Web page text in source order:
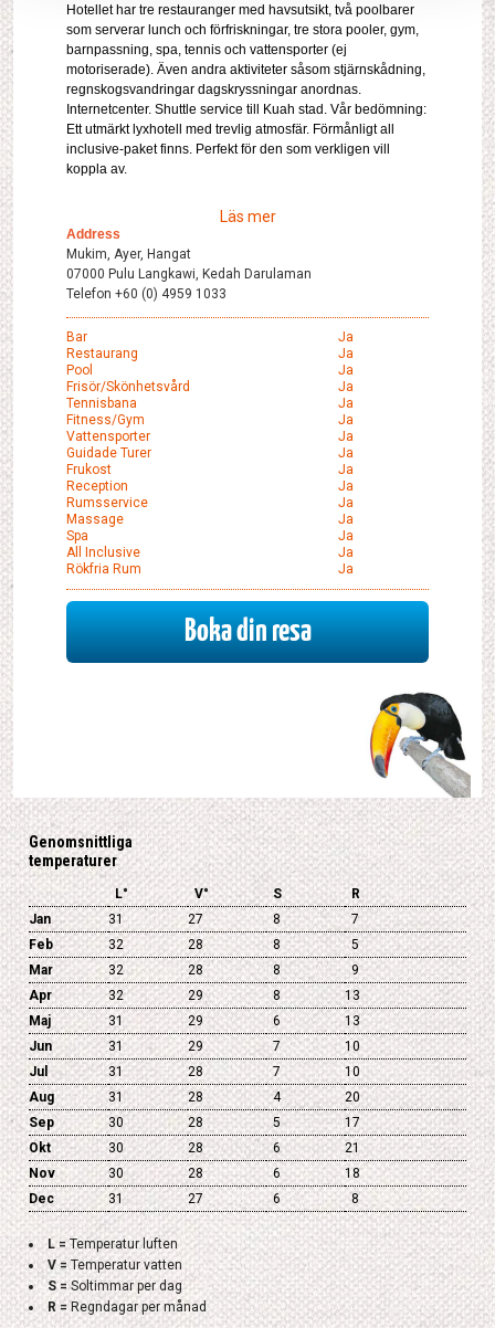
Hotellet har tre restauranger med havsutsikt, två poolbarer
som serverar lunch och förfriskningar, tre stora pooler, gym,
barnpassning, spa, tennis och vattensporter (ej
motoriserade). Även andra aktiviteter såsom stjärnskådning,
regnskogsvandringar dagskryssningar anordnas.
Internetcenter. Shuttle service till Kuah stad. Vår bedömning:
Ett utmärkt lyxhotell med trevlig atmosfär. Förmånligt all
inclusive-paket finns. Perfekt för den som verkligen vill
koppla av.
Läs mer
Address
Mukim, Ayer, Hangat
07000 Pulu Langkawi, Kedah Darulaman
Telefon +60 (0) 4959 1033
Bar
Ja
Restaurang
Ja
Pool
Ja
Frisör/skönhetsvård
Ja
Tennisbana
Ja
Fitness/gym
Ja
Vattensporter
Ja
Guidade Turer
Ja
Frukost
Ja
Reception
Ja
Rumsservice
Ja
Massage
Ja
Spa
Ja
All Inclusive
Ja
Rökfria Rum
Ja
Boka din resa
Genomsnittliga
temperaturer
L° V° S
R
Jan
31 27 8
7
Feb
32 28 8
5
Mar
32 28 8
9
Apr
32 29 8
13
Maj
31 29 6
13
Jun
31 29 7
10
Jul
31 28 7
10
Aug
31 28 4
20
Sep
30 28 5
17
Okt
30 28 6
21
Nov
30 28 6
18
Dec
31 27 6 8
L =Temperatur luften
V =Temperatur vatten
S =Soltimmar per dag
R =Regndagar per månad